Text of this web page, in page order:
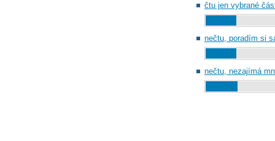
čtu jen vybrané
nečtu, poradím si
nečtu, nezajímá